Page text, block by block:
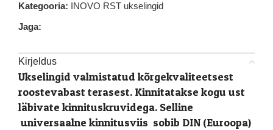
Kategooria: INOVO RST ukselingid
Jaga:
Kirjeldus
Ukselingid valmistatud kõrgekvaliteetsest
roostevabast terasest. Kinnitatakse kogu ust
läbivate kinnituskruvidega. Selline
universaalne kinnitusviis sobib DIN (Euroopa)